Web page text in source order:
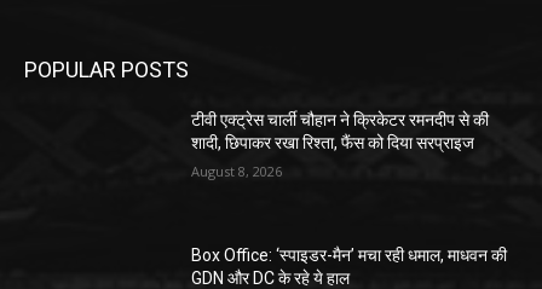
POPULAR POSTS
टीवी एक्ट्रेस चार्ली चौहान ने क्रिकेटर रमनदीप से की
शादी, छिपाकर रखा रिश्ता, फैंस को दिया सरप्राइज
August 8, 2026
Box Office: ‘स्पाइडर-मैन’ मचा रही धमाल, माधवन की
GDN और DC के रहे ये हाल